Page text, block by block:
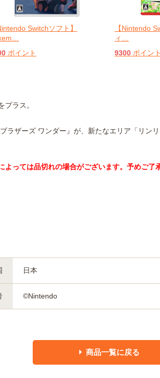
Switchソフト】
ポイント
【Nintendo
ィ
9300 ポイント
プラス。
ラザーズ ワンダー』が、新たなエリア「リン
っては品切れの場合がございます。予めご了
日本
©Nintendo
商品一覧に戻る